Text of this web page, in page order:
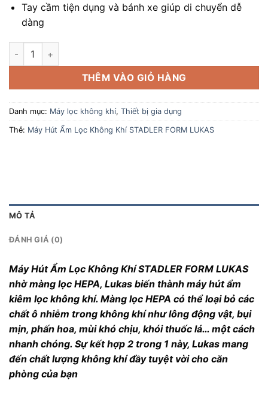
Tay cầm tiện dụng và bánh xe giúp di chuyển dễ
dàng
Máy Hút Ẩm Lọc Không Khí STADLER FORM LUKAS số lượng
THÊM VÀO GIỎ HÀNG
Danh mục: Máy lọc không khí, Thiết bị gia dụng
Thẻ: Máy Hút Ẩm Lọc Không Khí STADLER FORM LUKAS
MÔ TẢ
ĐÁNH GIÁ (0)
Máy Hút Ẩm Lọc Không Khí STADLER FORM LUKAS
nhờ màng lọc HEPA, Lukas biến thành máy hút ẩm
kiêm lọc không khí. Màng lọc HEPA có thể loại bỏ các
chất ô nhiễm trong không khí như lông động vật, bụi
mịn, phấn hoa, mùi khó chịu, khói thuốc lá… một cách
nhanh chóng. Sự kết hợp 2 trong 1 này, Lukas mang
đến chất lượng không khí đầy tuyệt vời cho căn
phòng của bạn